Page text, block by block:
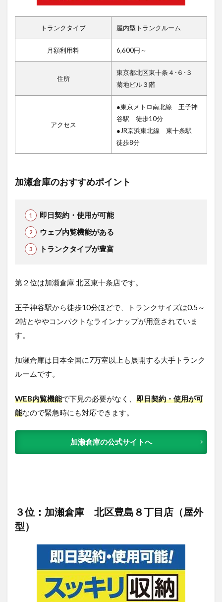
トランクタイプ 屋内型トランクルーム
月額利用料 6,600円～
住所
東京都北区東十条４-６-３
菊地ビル３階
アクセス
●東京メトロ南北線 王子神
谷駅 徒歩10分
●JR京浜東北線 東十条駅
徒歩8分
加瀬倉庫のおすすめポイント
即日契約・使用が可能
ウェブ内覧機能がある
トランクタイプが豊富
第２位は加瀬倉庫 北区東十条店です。
王子神谷駅から徒歩10分ほどで、トランクサイズは0.5～
2帖とややコンパクトなラインナップが用意されていま
す。
加瀬倉庫は日本全国に7万室以上も展開する大手トランク
ルームです。
WEB内覧機能で下見の必要がなく、 即日契約・使用が可
能なので緊急時にも対応できます。
加瀬倉庫の公式サイトへ
３位：加瀬倉庫 北区豊島８丁目店（屋外
型）